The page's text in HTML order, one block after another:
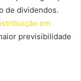
de dividendos.
em
previsibilidade